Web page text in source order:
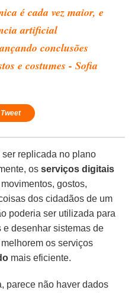
é cada vez maior, e
artificial
conclusões
e costumes - Sofia
ser replicada no plano
osserviços digitais
gostos,
dos cidadãos de um
poderia ser utilizada para
desenhar sistemas de
os serviços
mais eficiente.
parece não haver dados